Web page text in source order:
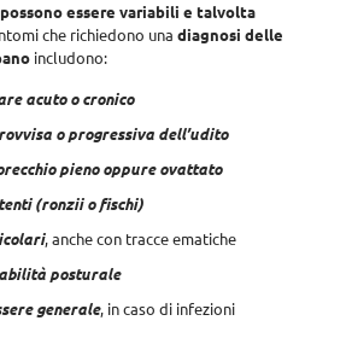
essere variabili e talvolta
che richiedono una diagnosi delle
includono:
acuto o cronico
o progressiva dell’udito
pieno oppure ovattato
(ronzii o fischi)
, anche con tracce ematiche
posturale
generale, in caso di infezioni